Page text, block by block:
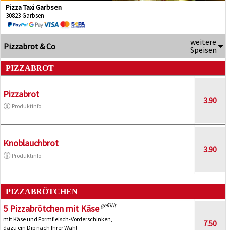
Pizza Taxi Garbsen
30823 Garbsen
Pizzabrot & Co
weitere
Speisen
PIZZABROT
Pizzabrot
Produktinfo
3.90
Knoblauchbrot
Produktinfo
3.90
PIZZABRÖTCHEN
5 Pizzabrötchen mit Käse gefüllt
mit Käse und Formfleisch-Vorderschinken,
dazu ein Dip nach Ihrer Wahl
7.50